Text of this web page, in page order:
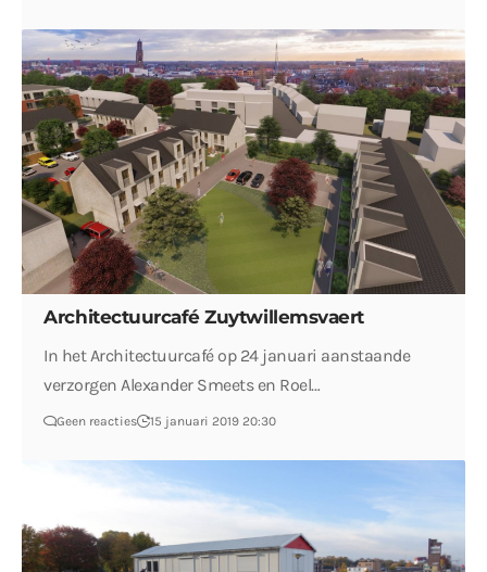
Architectuurcafé Zuytwillemsvaert
In het Architectuurcafé op 24 januari aanstaande
verzorgen Alexander Smeets en Roel…
Geen reacties 15 januari 2019 20:30